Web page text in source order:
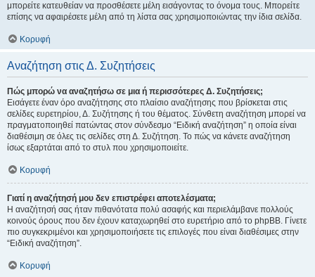
μπορείτε κατευθείαν να προσθέσετε μέλη εισάγοντας το όνομα τους. Μπορείτε
επίσης να αφαιρέσετε μέλη από τη λίστα σας χρησιμοποιώντας την ίδια σελίδα.
Κορυφή
Αναζήτηση στις Δ. Συζητήσεις
Πώς μπορώ να αναζητήσω σε μια ή περισσότερες Δ. Συζητήσεις;
Εισάγετε έναν όρο αναζήτησης στο πλαίσιο αναζήτησης που βρίσκεται στις
σελίδες ευρετηρίου, Δ. Συζήτησης ή του θέματος. Σύνθετη αναζήτηση μπορεί να
πραγματοποιηθεί πατώντας στον σύνδεσμο “Ειδική αναζήτηση” η οποία είναι
διαθέσιμη σε όλες τις σελίδες στη Δ. Συζήτηση. Το πώς να κάνετε αναζήτηση
ίσως εξαρτάται από το στυλ που χρησιμοποιείτε.
Κορυφή
Γιατί η αναζήτησή μου δεν επιστρέφει αποτελέσματα;
Η αναζήτησή σας ήταν πιθανότατα πολύ ασαφής και περιελάμβανε πολλούς
κοινούς όρους που δεν έχουν καταχωρηθεί στο ευρετήριο από το phpBB. Γίνετε
πιο συγκεκριμένοι και χρησιμοποιήσετε τις επιλογές που είναι διαθέσιμες στην
“Ειδική αναζήτηση”.
Κορυφή